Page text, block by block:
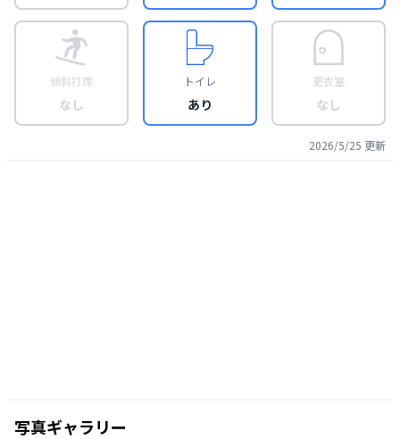
傾斜打席
なし
トイレ
あり
更衣室
なし
2026/5/25 更新
写真ギャラリー